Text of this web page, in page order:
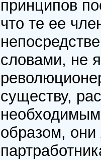
принципов
что те ее
словами, не
существу,
образом,